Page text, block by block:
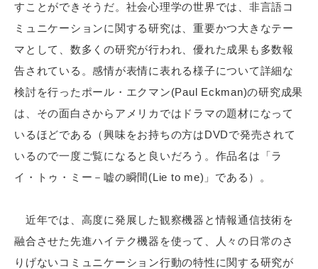
すことができそうだ。社会心理学の世界では、非言語コ
ミュニケーションに関する研究は、重要かつ大きなテー
マとして、数多くの研究が行われ、優れた成果も多数報
告されている。感情が表情に表れる様子について詳細な
検討を行ったポール・エクマン(Paul Eckman)の研究成果
は、その面白さからアメリカではドラマの題材になって
いるほどである（興味をお持ちの方はDVDで発売されて
いるので一度ご覧になると良いだろう。作品名は「ラ
イ・トゥ・ミー－嘘の瞬間(Lie to me)」である）。
近年では、高度に発展した観察機器と情報通信技術を
融合させた先進ハイテク機器を使って、人々の日常のさ
りげないコミュニケーション行動の特性に関する研究が